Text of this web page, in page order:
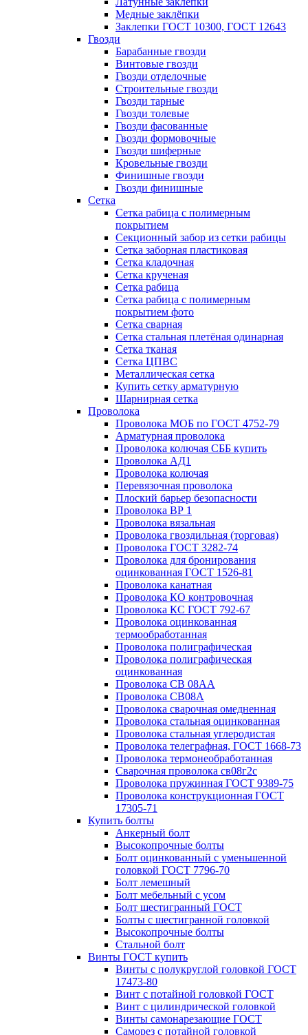
Медные заклёпки
Заклепки ГОСТ 10300, ГОСТ 12643
Гвозди
Барабанные гвозди
Винтовые гвозди
Гвозди отделочные
Строительные гвозди
Гвозди тарные
Гвозди толевые
Гвозди фасованные
Гвозди формовочные
Гвозди шиферные
Кровельные гвозди
Финишные гвозди
Гвозди финишные
Сетка
Сетка рабица с полимерным
покрытием
Секционный забор из сетки рабицы
Сетка заборная пластиковая
Сетка кладочная
Сетка крученая
Сетка рабица
Сетка рабица с полимерным
покрытием фото
Сетка сварная
Сетка стальная плетёная одинарная
Сетка тканая
Сетка ЦПВС
Металлическая сетка
Купить сетку арматурную
Шарнирная сетка
Проволока
Проволока МОБ по ГОСТ 4752-79
Арматурная проволока
Проволока колючая СББ купить
Проволока АД1
Проволока колючая
Перевязочная проволока
Плоский барьер безопасности
Проволока ВР 1
Проволока вязальная
Проволока гвоздильная (торговая)
Проволока ГОСТ 3282-74
Проволока для бронирования
оцинкованная ГОСТ 1526-81
Проволока канатная
Проволока КО контровочная
Проволока КС ГОСТ 792-67
Проволока оцинкованная
термообработанная
Проволока полиграфическая
Проволока полиграфическая
оцинкованная
Проволока СВ 08АА
Проволока СВ08А
Проволока сварочная омедненная
Проволока стальная оцинкованная
Проволока стальная углеродистая
Проволока телеграфная, ГОСТ 1668-73
Проволока термонеобработанная
Сварочная проволока св08г2с
Проволока пружинная ГОСТ 9389-75
Проволока конструкционная ГОСТ
17305-71
Купить болты
Анкерный болт
Высокопрочные болты
Болт оцинкованный с уменьшенной
головкой ГОСТ 7796-70
Болт лемешный
Болт мебельный с усом
Болт шестигранный ГОСТ
Болты с шестигранной головкой
Высокопрочные болты
Стальной болт
Винты ГОСТ купить
Винты с полукруглой головкой ГОСТ
17473-80
Винт с потайной головкой ГОСТ
Винт с цилиндрической головкой
Винты самонарезающие ГОСТ
Саморез с потайной головкой